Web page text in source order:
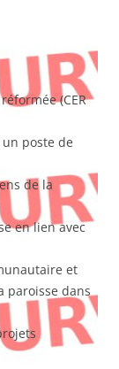
(CER
poste de
de la
en lien avec
et
paroisse dans